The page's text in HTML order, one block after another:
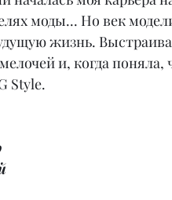
моды... Но век
жизнь.
и, когда
Style.